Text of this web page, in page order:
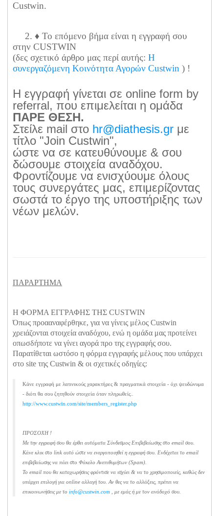
Custwin.
2. ♦ Το επόμενο βήμα είναι η εγγραφή σου
στην CUSTWIN
(δες σχετικό άρθρο μας περί αυτής: Η
συνεργαζόμενη Κοινότητα Αγορών Custwin ) !
Η εγγραφή γίνεται σε online form by
referral, που επιμελείται η ομάδα
ΠΑΡΕ ΘΕΣΗ.
Στείλε mail στο hr@diathesis.gr με
τίτλο "Join Custwin",
ώστε να σε κατευθύνουμε & σου
δώσουμε στοιχεία αναδόχου.
Φροντίζουμε να ενισχύουμε όλους
τους συνεργάτες μας, επιμερίζοντας
σωστά το έργο της υποστήριξης των
νέων μελών.
ΠΑΡΑΡΤΗΜΑ
Η ΦΟΡΜΑ ΕΓΓΡΑΦΗΣ ΤΗΣ CUSTWIN
Όπως προααναφέρθηκε, για να γίνεις μέλος Custwin
χρειάζονται στοιχεία αναδόχου, ενώ η ομάδα μας προτείνει
οπωσδήποτε να γίνει αγορά προ της εγγραφής σου.
Παρατίθεται ωστόσο η φόρμα εγγραφής μέλους που υπάρχει
στο site της Custwin & οι σχετικές οδηγίες:
Κάνε εγγραφή με λατινικούς χαρακτήρες & πραγματικά στοιχεία - όχι ψευδώνυμα
- διότι θα σου ζητηθούν στοιχεία όταν πληρωθείς..
http://www.custwin.com/site/members_register.php
ΠΡΟΣΟΧΗ !
Με την εγγραφή σου θα έρθει αυτόματα Σύνδεσμος Επιβεβαίωσης στο email σου.
Κάνε κλικ στο link αυτό ώστε να ενεργοποιηθεί η εγγραφή σου. Ενδέχεται το email
επιβεβαίωσης να πάει στο Φάκελο Ανεπιθυμήτων (Spam).
To email που θα καταχωρήσεις φρόντισε να ισχύει & να το χρησιμοποιείς, καθώς δεν
υπάρχει επιλογή για online αλλαγή του. Αν θες να το αλλάξεις, πρέπει να
επικοινωνήσεις με το info@custwin.com , με εμάς ή με τον ανάδοχό σου.